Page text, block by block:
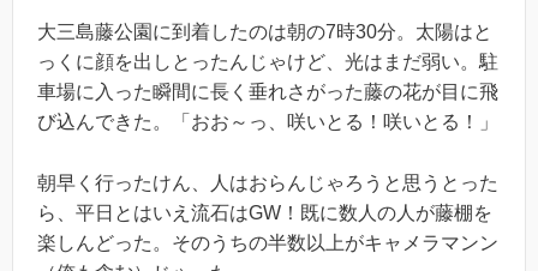
大三島藤公園に到着したのは朝の7時30分。太陽はと
っくに顔を出しとったんじゃけど、光はまだ弱い。駐
車場に入った瞬間に長く垂れさがった藤の花が目に飛
び込んできた。「おお～っ、咲いとる！咲いとる！」
朝早く行ったけん、人はおらんじゃろうと思うとった
ら、平日とはいえ流石はGW！既に数人の人が藤棚を
楽しんどった。そのうちの半数以上がキャメラマンン